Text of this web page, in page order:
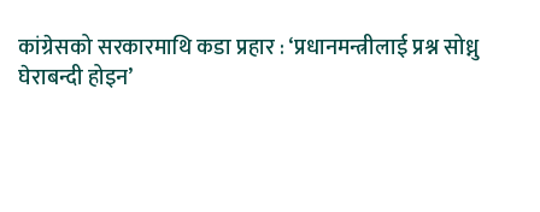
कांग्रेसको सरकारमाथि कडा प्रहार : ‘प्रधानमन्त्रीलाई प्रश्न सोध्नु
घेराबन्दी होइन’